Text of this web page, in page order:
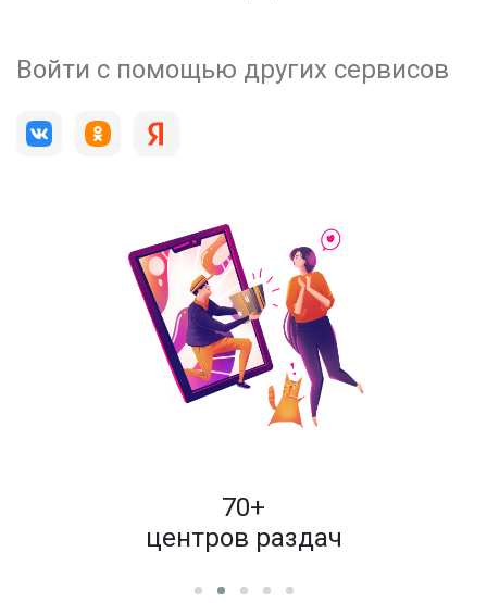
Войти с помощью других сервисов
70+
центров раздач